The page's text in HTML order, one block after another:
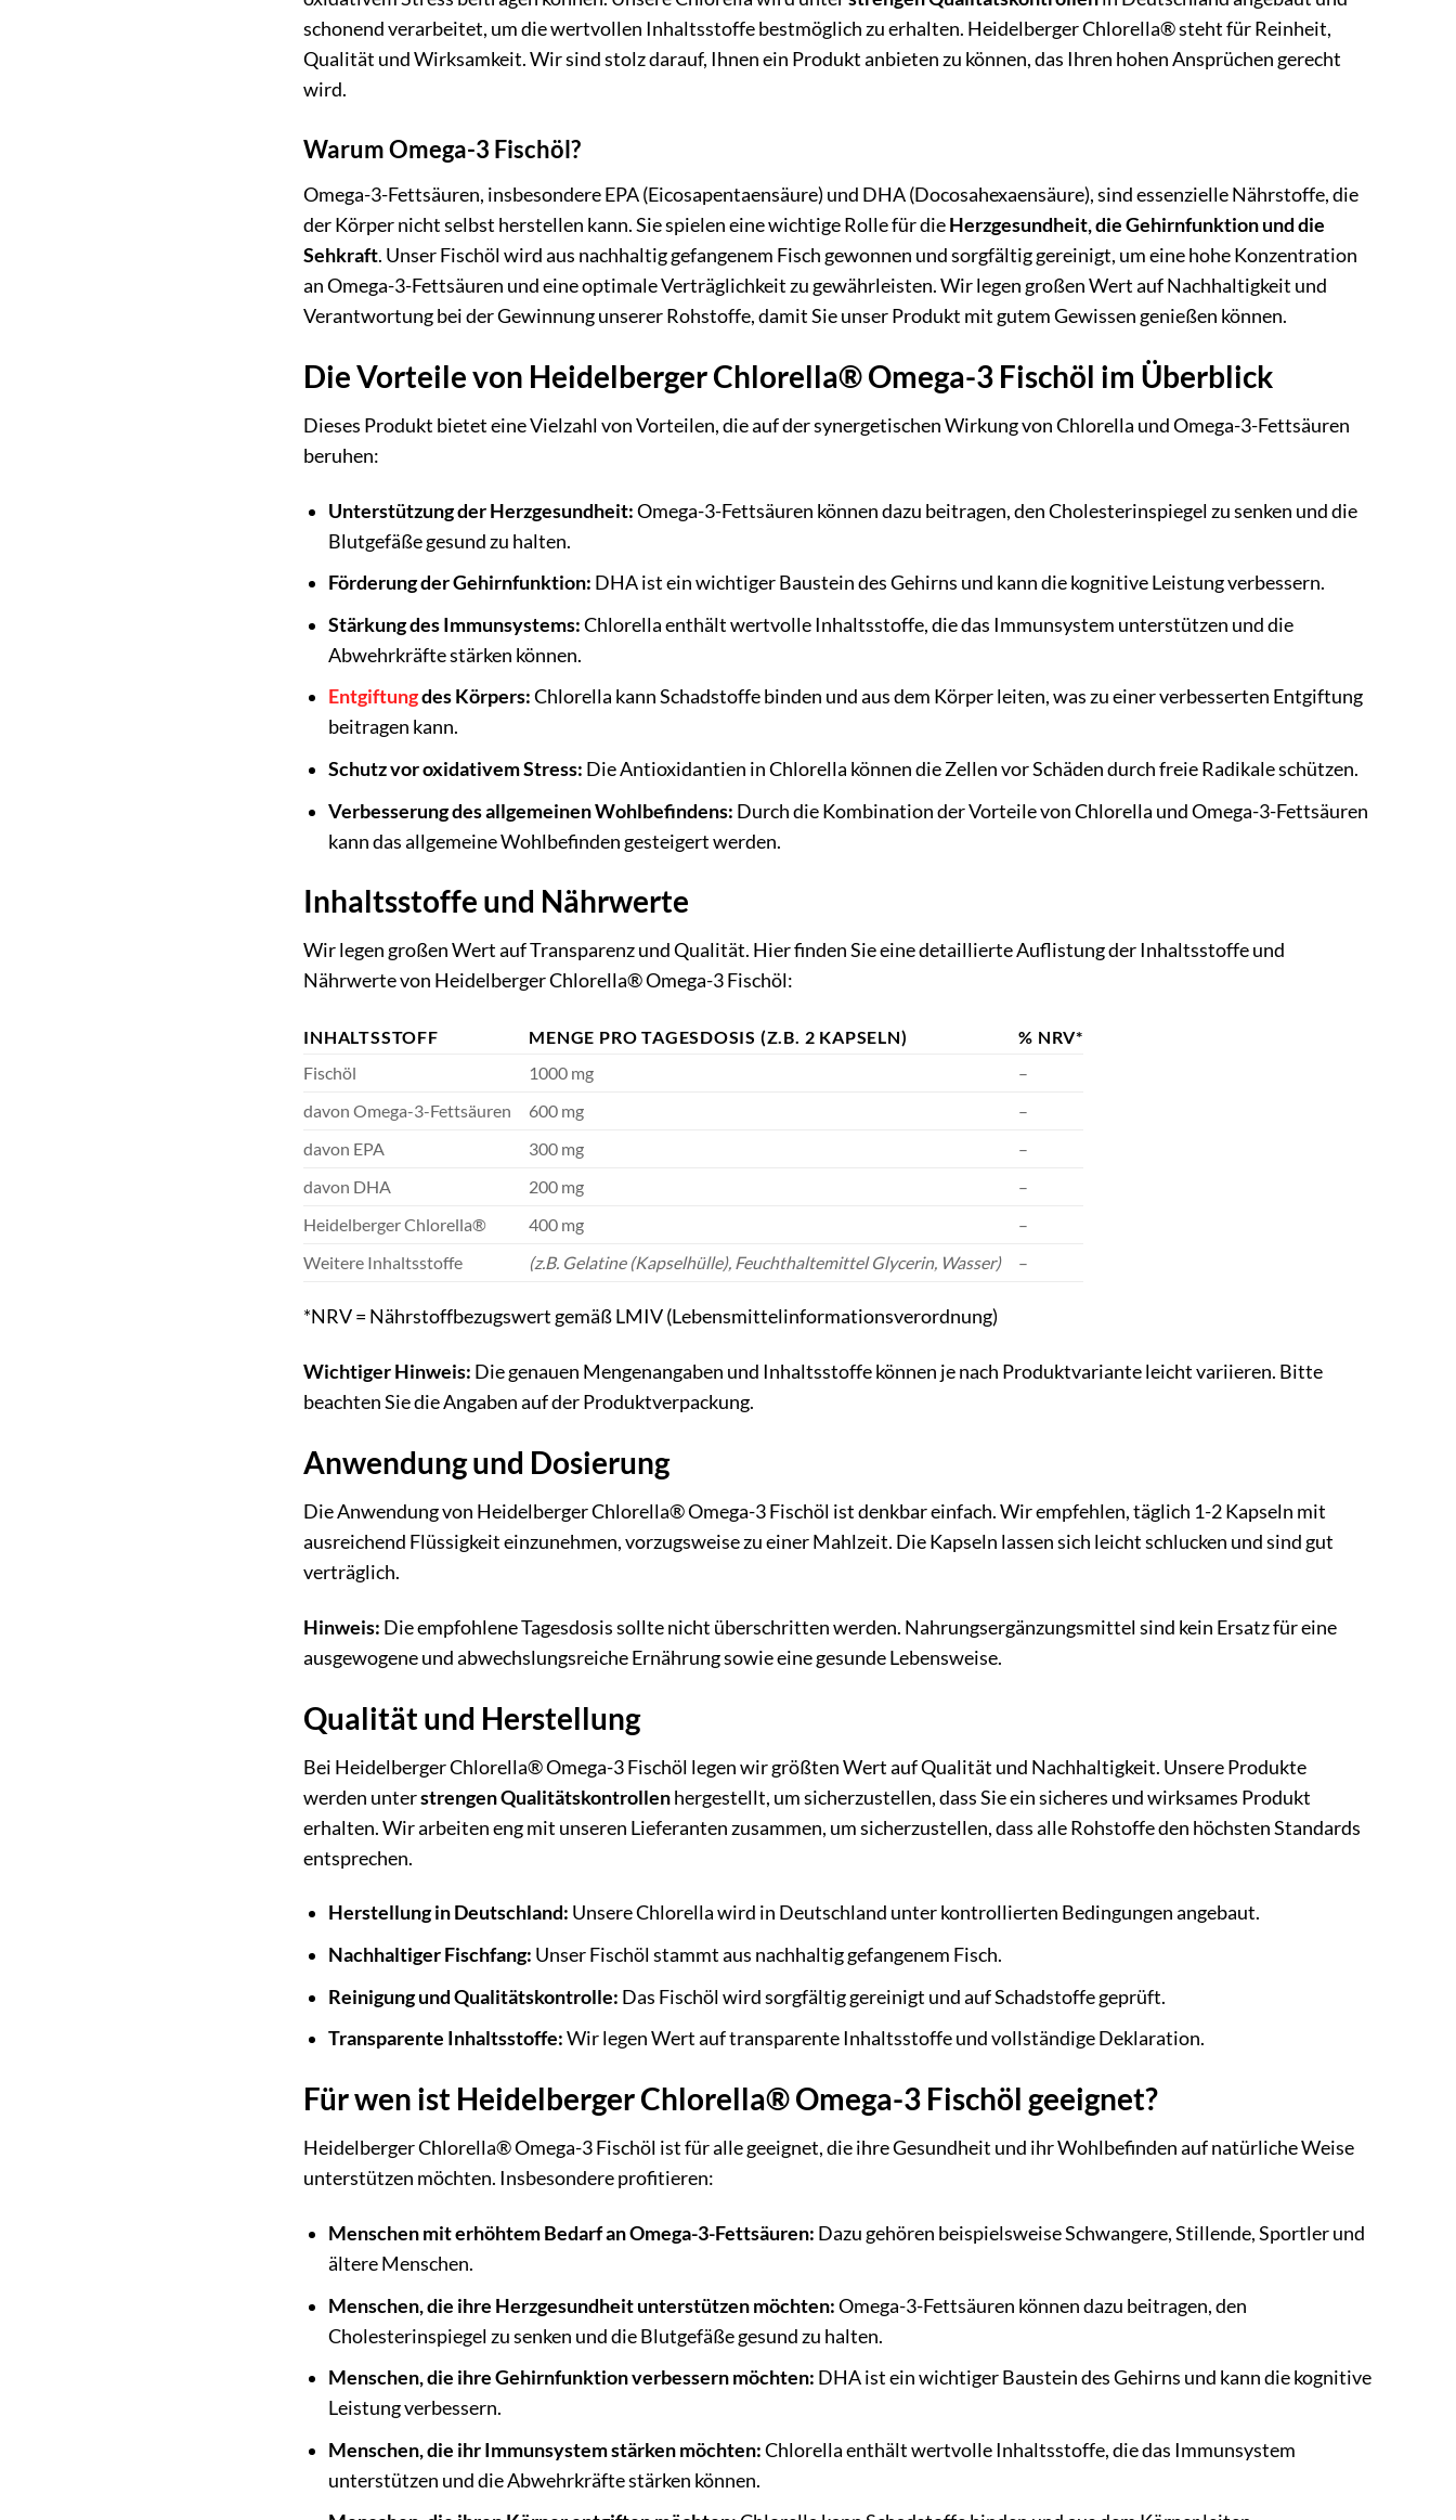
schonend verarbeitet, um die wertvollen Inhaltsstoffe bestmöglich zu erhalten. Heidelberger Chlorella® steht für Reinheit,
Qualität und Wirksamkeit. Wir sind stolz darauf, Ihnen ein Produkt anbieten zu können, das Ihren hohen Ansprüchen gerecht
wird.
Warum Omega-3 Fischöl?
Omega-3-Fettsäuren, insbesondere EPA (Eicosapentaensäure) und DHA (Docosahexaensäure), sind essenzielle Nährstoffe, die
der Körper nicht selbst herstellen kann. Sie spielen eine wichtige Rolle für dieHerzgesundheit, die Gehirnfunktion und die
Sehkraft. Unser Fischöl wird aus nachhaltig gefangenem Fisch gewonnen und sorgfältig gereinigt, um eine hohe Konzentration
an Omega-3-Fettsäuren und eine optimale Verträglichkeit zu gewährleisten. Wir legen großen Wert auf Nachhaltigkeit und
Verantwortung bei der Gewinnung unserer Rohstoffe, damit Sie unser Produkt mit gutem Gewissen genießen können.
Die Vorteile von Heidelberger Chlorella® Omega-3 Fischöl im Überblick
Dieses Produkt bietet eine Vielzahl von Vorteilen, die auf der synergetischen Wirkung von Chlorella und Omega-3-Fettsäuren
beruhen:
Unterstützung der Herzgesundheit:Omega-3-Fettsäuren können dazu beitragen, den Cholesterinspiegel zu senken und die
Blutgefäße gesund zu halten.
Förderung der Gehirnfunktion: DHA ist ein wichtiger Baustein des Gehirns und kann die kognitive Leistung verbessern.
Stärkung des Immunsystems:Chlorella enthält wertvolle Inhaltsstoffe, die das Immunsystem unterstützen und die
Abwehrkräfte stärken können.
Entgiftungdes Körpers:Chlorella kann Schadstoffe binden und aus dem Körper leiten, was zu einer verbesserten Entgiftung
beitragen kann.
Schutz vor oxidativem Stress: Die Antioxidantien in Chlorella können die Zellen vor Schäden durch freie Radikale schützen.
Verbesserung des allgemeinen Wohlbefindens: Durch die Kombination der Vorteile von Chlorella und Omega-3-Fettsäuren
kann das allgemeine Wohlbefinden gesteigert werden.
Inhaltsstoffe und Nährwerte
Wir legen großen Wert auf Transparenz und Qualität. Hier finden Sie eine detaillierte Auflistung der Inhaltsstoffe und
Nährwerte von Heidelberger Chlorella® Omega-3 Fischöl:
INHALTSSTOFF MENGE PRO TAGESDOSIS (Z.B. 2 KAPSELN)
% NRV*
Fischöl
1000 mg
–
davon Omega-3-Fettsäuren
600 mg
–
davon EPA
300 mg
–
davon DHA
200 mg
–
Heidelberger Chlorella®
400 mg
–
Weitere Inhaltsstoffe
(z.B. Gelatine (Kapselhülle), Feuchthaltemittel Glycerin, Wasser) –
*NRV = Nährstoffbezugswert gemäß LMIV (Lebensmittelinformationsverordnung)
Wichtiger Hinweis: Die genauen Mengenangaben und Inhaltsstoffe können je nach Produktvariante leicht variieren. Bitte
beachten Sie die Angaben auf der Produktverpackung.
Anwendung und Dosierung
Die Anwendung von Heidelberger Chlorella® Omega-3 Fischöl ist denkbar einfach. Wir empfehlen, täglich 1-2 Kapseln mit
ausreichend Flüssigkeit einzunehmen, vorzugsweise zu einer Mahlzeit. Die Kapseln lassen sich leicht schlucken und sind gut
verträglich.
Hinweis: Die empfohlene Tagesdosis sollte nicht überschritten werden. Nahrungsergänzungsmittel sind kein Ersatz für eine
ausgewogene und abwechslungsreiche Ernährung sowie eine gesunde Lebensweise.
Qualität und Herstellung
Bei Heidelberger Chlorella® Omega-3 Fischöl legen wir größten Wert auf Qualität und Nachhaltigkeit. Unsere Produkte
werden unterstrengen Qualitätskontrollenhergestellt, um sicherzustellen, dass Sie ein sicheres und wirksames Produkt
erhalten. Wir arbeiten eng mit unseren Lieferanten zusammen, um sicherzustellen, dass alle Rohstoffe den höchsten Standards
entsprechen.
Herstellung in Deutschland: Unsere Chlorella wird in Deutschland unter kontrollierten Bedingungen angebaut.
Nachhaltiger Fischfang: Unser Fischöl stammt aus nachhaltig gefangenem Fisch.
Reinigung und Qualitätskontrolle: Das Fischöl wird sorgfältig gereinigt und auf Schadstoffe geprüft.
Transparente Inhaltsstoffe:Wir legen Wert auf transparente Inhaltsstoffe und vollständige Deklaration.
Für wen ist Heidelberger Chlorella® Omega-3 Fischöl geeignet?
Heidelberger Chlorella® Omega-3 Fischöl ist für alle geeignet, die ihre Gesundheit und ihr Wohlbefinden auf natürliche Weise
unterstützen möchten. Insbesondere profitieren:
Menschen mit erhöhtem Bedarf an Omega-3-Fettsäuren: Dazu gehören beispielsweise Schwangere, Stillende, Sportler und
ältere Menschen.
Menschen, die ihre Herzgesundheit unterstützen möchten:Omega-3-Fettsäuren können dazu beitragen, den
Cholesterinspiegel zu senken und die Blutgefäße gesund zu halten.
Menschen, die ihre Gehirnfunktion verbessern möchten: DHA ist ein wichtiger Baustein des Gehirns und kann die kognitive
Leistung verbessern.
Menschen, die ihr Immunsystem stärken möchten:Chlorella enthält wertvolle Inhaltsstoffe, die das Immunsystem
unterstützen und die Abwehrkräfte stärken können.